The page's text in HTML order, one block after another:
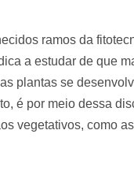
ramos da
a estudar de que
plantas se
é por meio dessa
vegetativos, como